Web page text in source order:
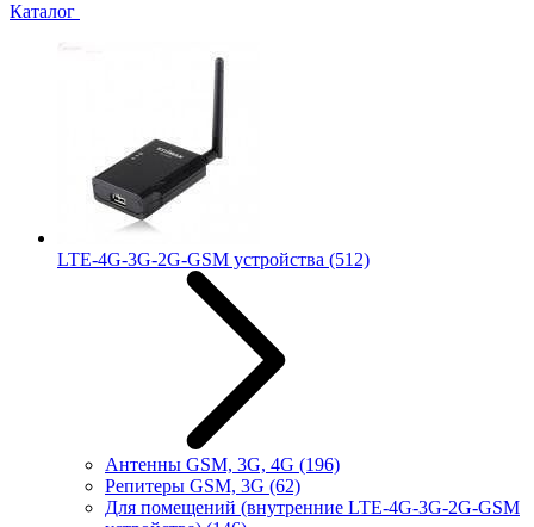
Каталог
LTE-4G-3G-2G-GSM устройства (512)
Антенны GSM, 3G, 4G (196)
Репитеры GSM, 3G (62)
Для помещений (внутренние LTE-4G-3G-2G-GSM